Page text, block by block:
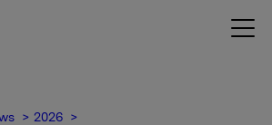
2026